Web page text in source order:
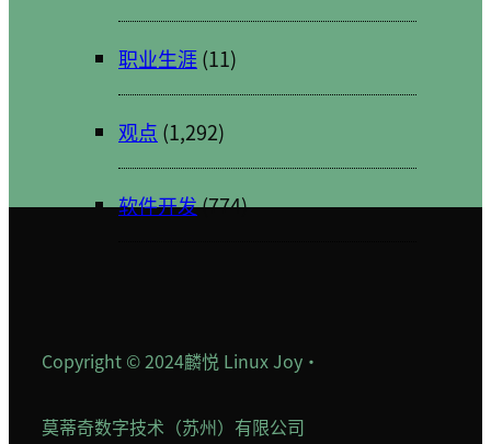
职业生涯(11)
观点 (1,292)
软件开发(774)
Copyright © 2024麟悦 Linux Joy ·
莫蒂奇数字技术（苏州）有限公司